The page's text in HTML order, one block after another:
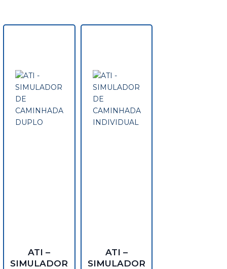
ATI –
SIMULADOR
ATI –
SIMULADOR